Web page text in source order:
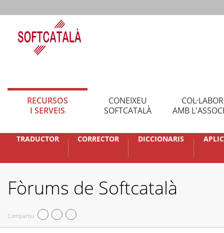
RECURSOS
I SERVEIS
CONEIXEU
SOFTCATALÀ
AMB
TRADUCTOR CORRECTOR DICCIONARIS
Fòrums de Softcatalà
Compartiu